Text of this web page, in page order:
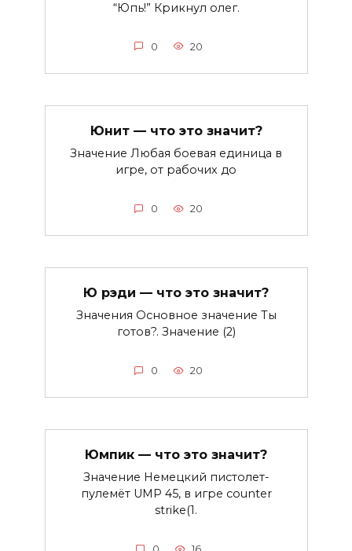
“Юпь!” Крикнул олег.
0 20
Юнит — что это значит?
Значение Любая боевая единица в
игре, от рабочих до
0 20
Ю рэди — что это значит?
Значения Основное значение Ты
готов?. Значение (2)
0 20
Юмпик — что это значит?
Значение Немецкий пистолет-
пулемёт UMP 45, в игре counter
strike(1.